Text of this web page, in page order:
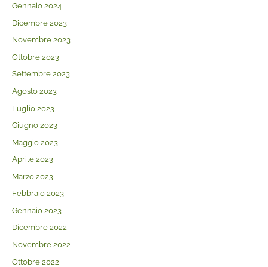
Gennaio 2024
Dicembre 2023
Novembre 2023
Ottobre 2023
Settembre 2023
Agosto 2023
Luglio 2023
Giugno 2023
Maggio 2023
Aprile 2023
Marzo 2023
Febbraio 2023
Gennaio 2023
Dicembre 2022
Novembre 2022
Ottobre 2022